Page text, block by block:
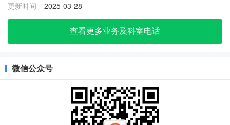
更新时间
2025-03-28
查看更多业务及科室电话
微信公众号